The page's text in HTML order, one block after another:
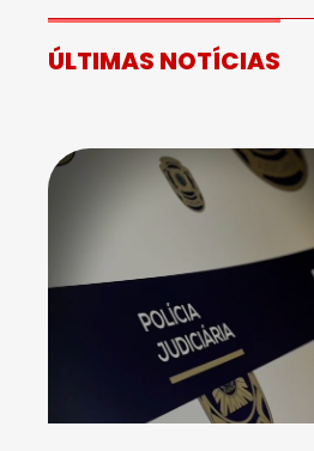
ÚLTIMAS NOTÍCIAS